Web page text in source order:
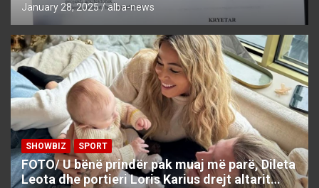
January 28, 2025 alba-news
SHOWBIZ SPORT
FOTO/ U bënë prindër pak muaj më parë, Dileta
Leota dhe portieri Loris Karius drejt altarit…